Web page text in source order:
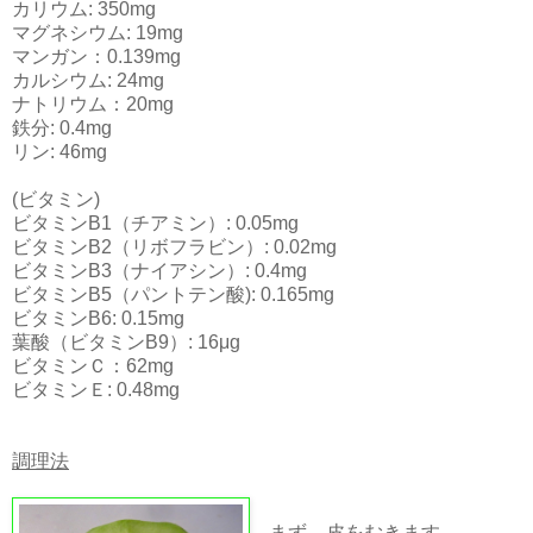
カリウム: 350mg
マグネシウム: 19mg
マンガン：0.139mg
カルシウム: 24mg
ナトリウム：20mg
鉄分: 0.4mg
リン: 46mg
(ビタミン)
ビタミンB1（チアミン）: 0.05mg
ビタミンB2（リボフラビン）: 0.02mg
ビタミンB3（ナイアシン）: 0.4mg
ビタミンB5（パントテン酸): 0.165mg
ビタミンB6: 0.15mg
葉酸（ビタミンB9）: 16μg
ビタミンＣ：62mg
ビタミンＥ: 0.48mg
調理法